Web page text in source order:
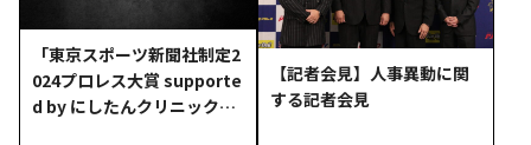
「東京スポーツ新聞社制定2
024プロレス大賞 supporte
d by にしたんクリニック」
【記者会見】人事異動に関
する記者会見